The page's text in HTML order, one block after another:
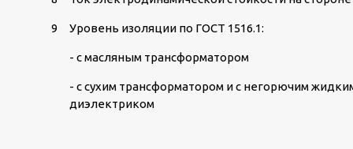
9 Уровень изоляции по ГОСТ 1516.1:
- с масляным трансформатором
- с сухим трансформатором и с негорючим
диэлектриком